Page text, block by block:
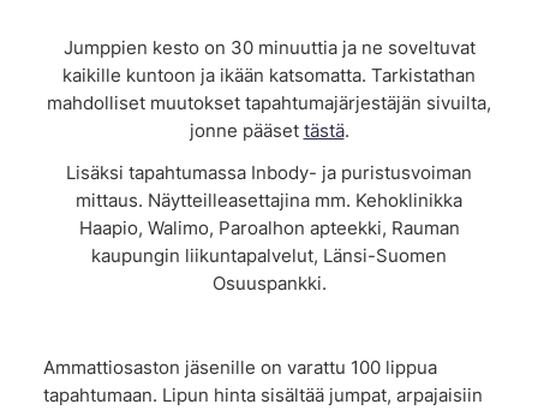
Jumppien kesto on 30 minuuttia ja ne soveltuvat
kaikille kuntoon ja ikään katsomatta. Tarkistathan
mahdolliset muutokset tapahtumajärjestäjän sivuilta,
jonne pääset tästä.
Lisäksi tapahtumassa Inbody- ja puristusvoiman
mittaus. Näytteilleasettajina mm. Kehoklinikka
Haapio, Walimo, Paroalhon apteekki, Rauman
kaupungin liikuntapalvelut, Länsi-Suomen
Osuuspankki.
Ammattiosaston jäsenille on varattu 100 lippua
tapahtumaan. Lipun hinta sisältää jumpat, arpajaisiin